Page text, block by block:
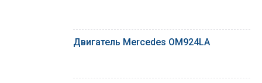
Двигатель Mercedes OM924LA